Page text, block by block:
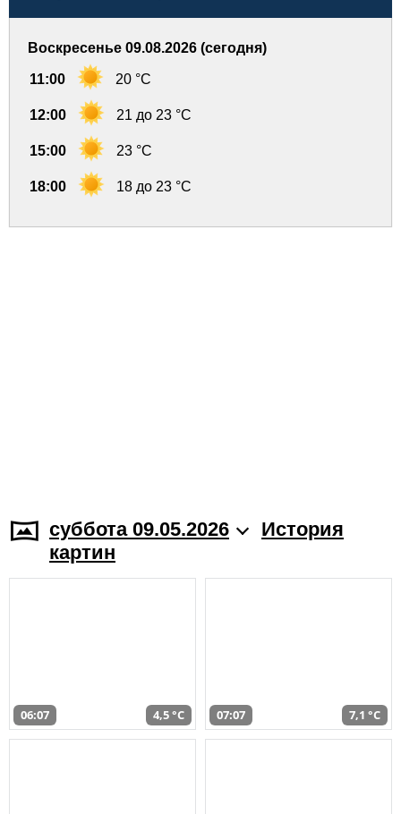
Воскресенье 09.08.2026 (сегодня)
11:00 20 °C
12:00 21 до 23 °C
15:00 23 °C
18:00 18 до 23 °C
суббота 09.05.2026
История
картин
06:07 4,5 °C 07:07 7,1 °C